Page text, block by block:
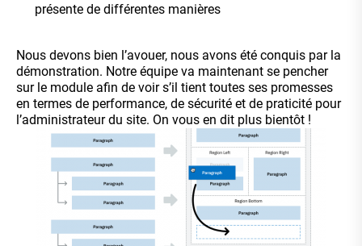
présente de différentes manières
Nous devons bien l’avouer, nous avons été conquis par la
démonstration. Notre équipe va maintenant se pencher
sur le module afin de voir s’il tient toutes ses promesses
en termes de performance, de sécurité et de praticité pour
l’administrateur du site. On vous en dit plus bientôt !